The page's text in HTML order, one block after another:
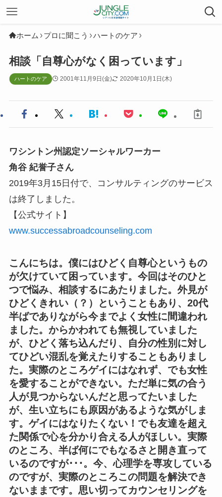
ホーム プロに聞こう ハートのケア
相談「自尊心がなく困っています」
ハートのケア 2001年11月9日(金) 2020年10月1日(木)
ワシントン州認定ソーシャルワーカー
角谷 紀誉子さん
2019年3月15日付で、コンサルティングのサービス
は終了しました。
【公式サイト】
www.successabroadcounseling.com
こんにちは。僕にはひどく自尊心というもの
が欠けていて困っています。今回はそのひと
つで悩み、相談するにあたりました。外見が
ひどくきれい（？）ということもあり、20代
半ばでありながら今までよく女性に間違われ
ました。からかわれても無視していました
が、ひどく落ち込んだり、自分の性別に対し
てひどい混乱を覚えたりすることもありまし
た。実際のところゲイにはなれず、でも女性
を愛することができない。ただ単に気の合う
人が見つからないんだと思ってたいました
が、生い立ちにも原因があるような気がしま
す。ゲイにはなりたくない！でも友達を超え
た関係で心を分かり合える人がほしい。実際
のところ、半ば何にでもなるさと開き直って
いるのですが･･･。今、心理学を専攻している
のですが、実際のところこの問題を解決でき
ないままです。思い切ってカウンセリングを